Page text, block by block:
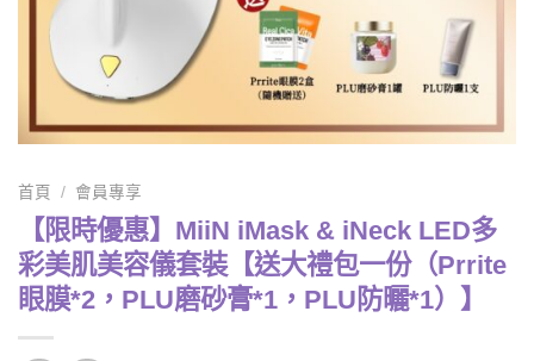
首頁 / 會員專享
【限時優惠】MiiN iMask & iNeck LED多
彩美肌美容儀套裝【送大禮包一份（Prrite
眼膜*2，PLU磨砂膏*1，PLU防曬*1）】